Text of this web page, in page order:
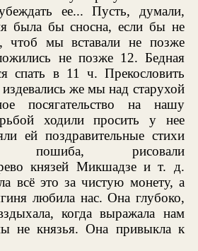
ее... Пусть, думали,
была бы сносна, если бы не
чтоб мы вставали не позже
не позже 12. Бедная
спать в 11 ч. Прекословить
же мы над старухой
посягательство на нашу
ходили просить у нее
ей поздравительные стихи
пошиба, рисовали
князей Микшадзе и т. д.
всё это за чистую монету, а
любила нас. Она глубоко,
когда выражала нам
не князья. Она привыкла к